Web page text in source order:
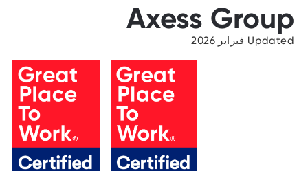
Axess Group
Updated فبراير 2026